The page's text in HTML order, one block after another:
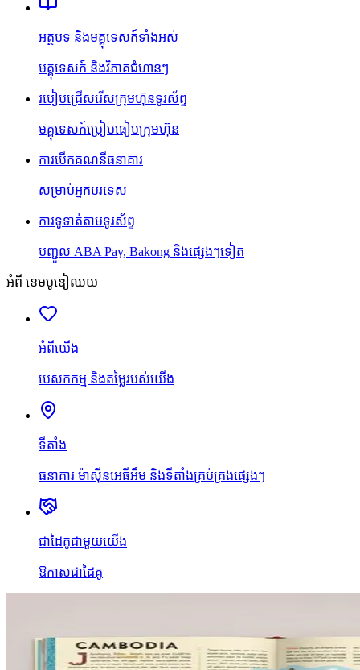
អត្ថបទ និងមគ្គុទេសក៍ទាំងអស់
មគ្គុទេសក៍ និងវិភាគជំហានៗ
របៀបជ្រើសរើសក្រុមហ៊ុនទូរស័ព្ទ
មគ្គុទេសក៍ប្រៀបធៀបក្រុមហ៊ុន
ការបើកគណនីធនាគារ
សម្រាប់អ្នកបរទេស
ការទូទាត់តាមទូរស័ព្ទ
បញ្ជូល ABA Pay, Bakong និងផ្សេងៗទៀត
អំពី ខេមបូឌៀឈយ
អំពីយើង
បេសកកម្ម និងតម្លៃរបស់យើង
ទីតាំង
ធនាគារ ម៉ាស៊ីនអេធីអឹម និងទីតាំងគ្រប់គ្រងផ្សេងៗ
ជាដៃគូជាមួយយើង
ឱកាសជាដៃគូ